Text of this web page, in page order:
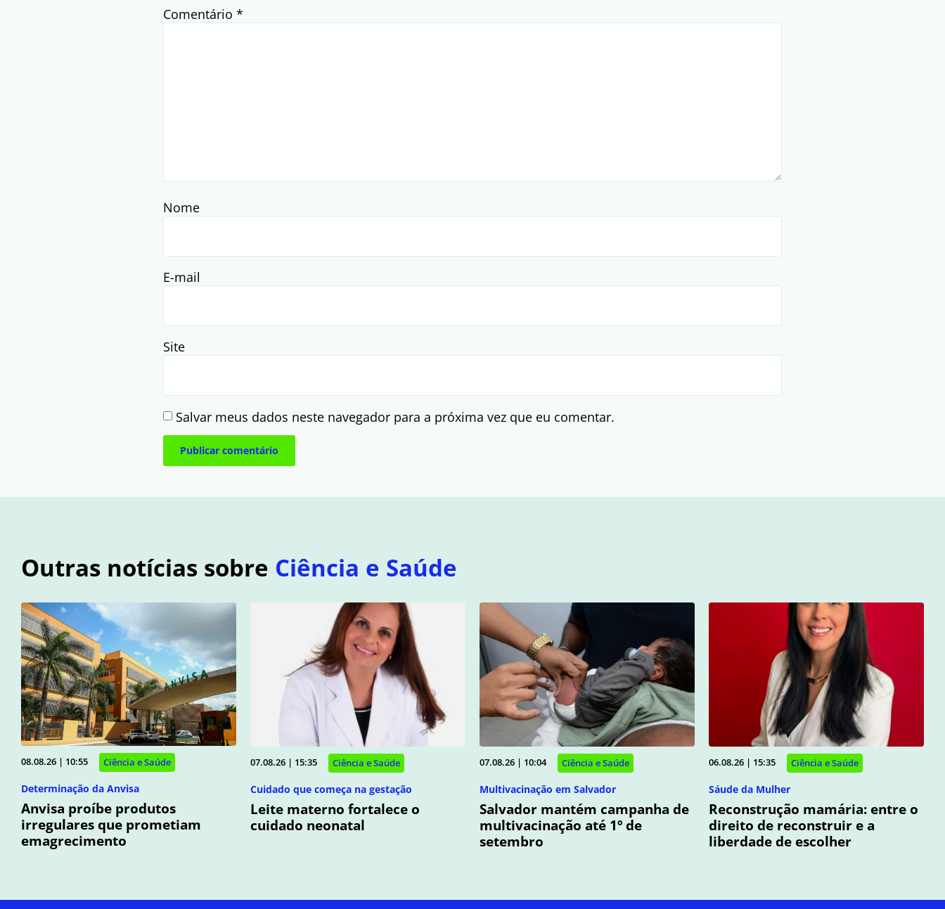
Comentário *
Nome
E-mail
Site
Salvar meus dados neste navegador para a próxima vez que eu comentar.
Outras notícias sobre Ciência e Saúde
08.08.26 | 10:55 Ciência e Saúde
Determinação da Anvisa
Anvisa proíbe produtos
irregulares que prometiam
emagrecimento
07.08.26 | 15:35 Ciência e Saúde
Cuidado que começa na gestação
Leite materno fortalece o
cuidado neonatal
07.08.26 | 10:04 Ciência e Saúde
Multivacinação em Salvador
Salvador mantém campanha de
multivacinação até 1º de
setembro
06.08.26 | 15:35 Ciência e Saúde
Sáude da Mulher
Reconstrução mamária: entre o
direito de reconstruir e a
liberdade de escolher